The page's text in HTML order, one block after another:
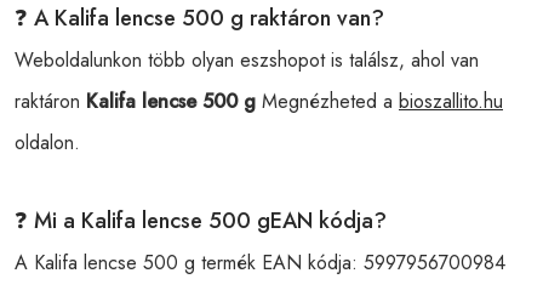
❓ A Kalifa lencse 500 g raktáron van?
Weboldalunkon több olyan eszshopot is találsz, ahol van
raktáron Kalifa lencse 500 g Megnézheted a bioszallito.hu
oldalon.
❓ Mi a Kalifa lencse 500 gEAN kódja?
A Kalifa lencse 500 g termék EAN kódja: 5997956700984